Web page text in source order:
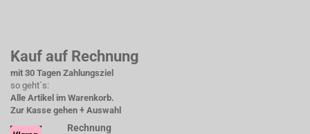
Kauf auf Rechnung
mit 30 Tagen Zahlungsziel
so geht´s:
Alle Artikel im Warenkorb.
Zur Kasse gehen + Auswahl
Rechnung